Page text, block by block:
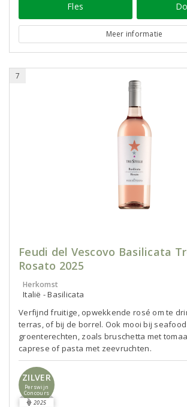
Fles
Meer informatie
7
Feudi del Vescovo Basilicata
Rosato 2025
Herkomst
Italië - Basilicata
Verfijnd fruitige, opwekkende rosé om te
terras, of bij de borrel. Ook mooi bij
groenterechten, zoals bruschetta met
caprese of pasta met zeevruchten.
ZILVER
Perswijn
Concours
2025